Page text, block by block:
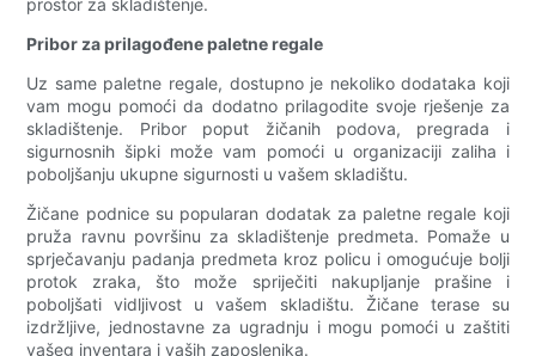
prostor za skladištenje.
Pribor za prilagođene paletne regale
Uz same paletne regale, dostupno je nekoliko dodataka koji
vam mogu pomoći da dodatno prilagodite svoje rješenje za
skladištenje. Pribor poput žičanih podova, pregrada i
sigurnosnih šipki može vam pomoći u organizaciji zaliha i
poboljšanju ukupne sigurnosti u vašem skladištu.
Žičane podnice su popularan dodatak za paletne regale koji
pruža ravnu površinu za skladištenje predmeta. Pomaže u
sprječavanju padanja predmeta kroz policu i omogućuje bolji
protok zraka, što može spriječiti nakupljanje prašine i
poboljšati vidljivost u vašem skladištu. Žičane terase su
izdržljive, jednostavne za ugradnju i mogu pomoći u zaštiti
vašeg inventara i vaših zaposlenika.